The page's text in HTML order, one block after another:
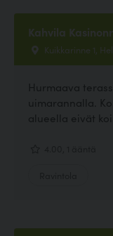
Kahvila
Kuikkarinne 1,
Hurmaava
uimarannalla.
alueella eivät